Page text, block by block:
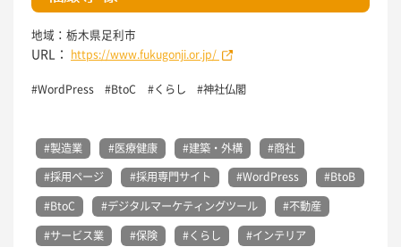
地域：栃木県足利市
URL： https://www.fukugonji.or.jp/
#WordPress #BtoC #くらし #神社仏閣
#製造業 #医療健康 #建築・外構
#商社
#採用ページ
#採用専門サイト #WordPress
#BtoB
#BtoC
#デジタルマーケティングツール
#不動産
#サービス業
#保険 #くらし
#インテリア